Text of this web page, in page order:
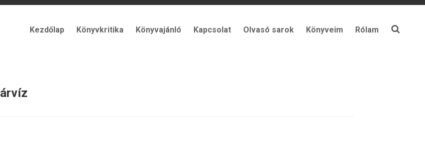
Kezdőlap Könyvkritika Könyvajánló Kapcsolat Olvasó sarok Könyveim Rólam
árvíz